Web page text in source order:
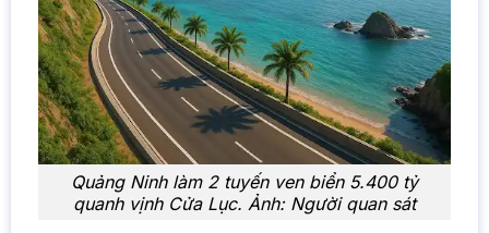
Quảng Ninh làm 2 tuyến ven biển 5.400 tỷ
quanh vịnh Cửa Lục. Ảnh: Người quan sát